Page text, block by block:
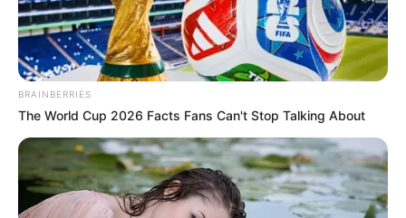
BRAINBERRIES
The World Cup 2026 Facts Fans Can't Stop Talking About